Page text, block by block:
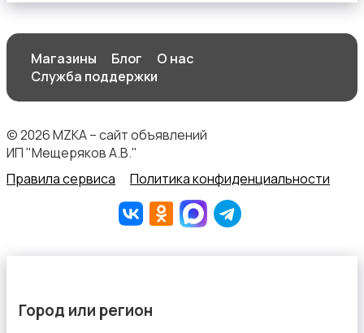
Уход за животными
Другое
Магазины Блог
О нас
Служба поддержки
© 2026 MZKA – сайт объявлений
ИП "Мещеряков А.В."
Правила сервиса
Политика конфиденциальности
Город или регион